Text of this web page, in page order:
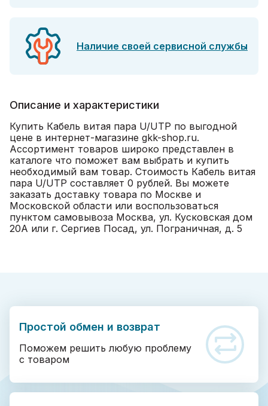
Наличие своей сервисной службы
Описание и характеристики
Купить Кабель витая пара U/UTP по выгодной
цене в интернет-магазине gkk-shop.ru.
Ассортимент товаров широко представлен в
каталоге что поможет вам выбрать и купить
необходимый вам товар. Стоимость Кабель витая
пара U/UTP составляет 0 рублей. Вы можете
заказать доставку товара по Москве и
Московской области или воспользоваться
пунктом самовывоза Москва, ул. Кусковская дом
20А или г. Сергиев Посад, ул. Пограничная, д. 5
Простой обмен и возврат
Поможем решить любую проблему
с товаром